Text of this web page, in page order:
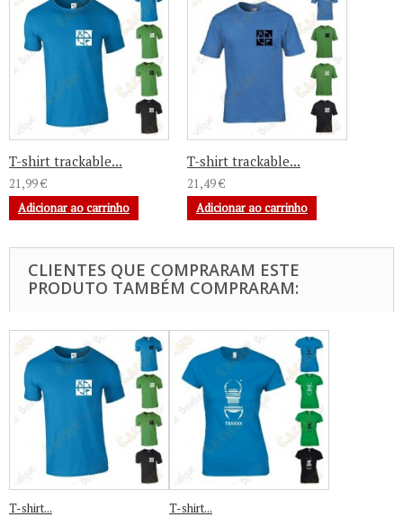
T-shirt trackable...
21,99 €
Adicionar ao carrinho
T-shirt trackable...
21,49 €
Adicionar ao carrinho
CLIENTES QUE COMPRARAM ESTE
PRODUTO TAMBÉM COMPRARAM:
T-shirt...
T-shirt...